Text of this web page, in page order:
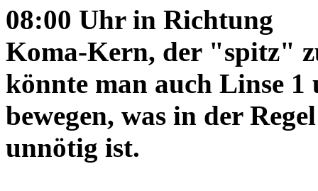
08:00 Uhr in Richtung
Koma-Kern, der "spitz"
könnte man auch Linse
bewegen, was in der Regel
unnötig ist.